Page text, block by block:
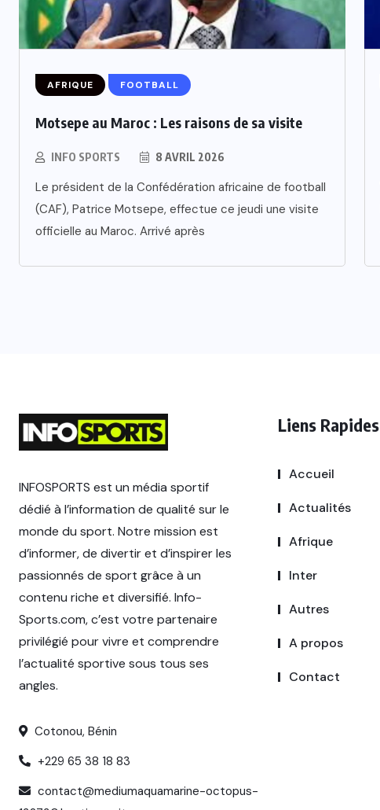
AFRIQUE FOOTBALL
Motsepe au Maroc : Les raisons de sa visite
INFO SPORTS 8 AVRIL 2026
Le président de la Confédération africaine de football
(CAF), Patrice Motsepe, effectue ce jeudi une visite
officielle au Maroc. Arrivé après
INFOSPORTS est un média sportif
dédié à l’information de qualité sur le
monde du sport. Notre mission est
d’informer, de divertir et d’inspirer les
passionnés de sport grâce à un
contenu riche et diversifié. Info-
Sports.com, c’est votre partenaire
privilégié pour vivre et comprendre
l’actualité sportive sous tous ses
angles.
Cotonou, Bénin
+229 65 38 18 83
contact@mediumaquamarine-octopus-
Liens Rapides
Accueil
Actualités
Afrique
Inter
Autres
A propos
Contact